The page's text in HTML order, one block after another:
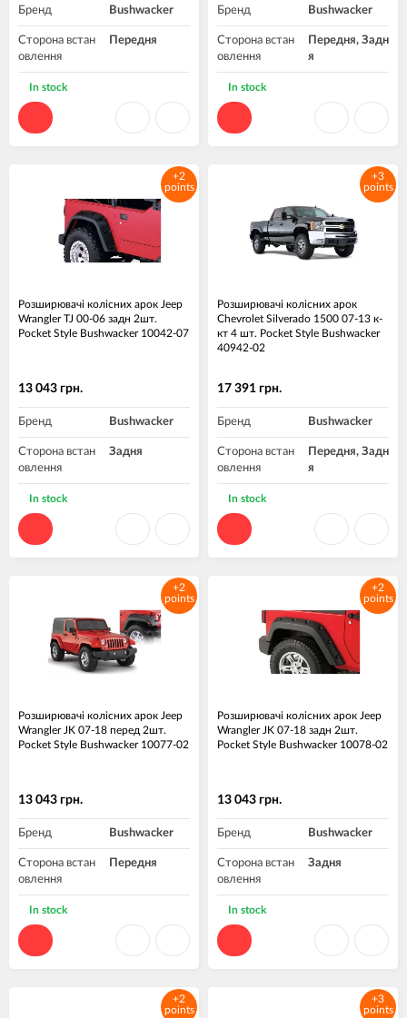
Бренд Bushwacker
Сторона встан
овлення
Передня
Матеріал
In stock
Бренд Bushwacker
Сторона встан
овлення
Передня, Задн
я
Матеріал
In stock
+2
points
Розширювачі колісних арок Jeep
Wrangler TJ 00-06 задн 2шт.
Pocket Style Bushwacker 10042-07
13 043 грн.
Бренд Bushwacker
Сторона встан
овлення
Задня
Матеріал
In stock
+3
points
Розширювачі колісних арок
Chevrolet Silverado 1500 07-13 к-
кт 4 шт. Pocket Style Bushwacker
40942-02
17 391 грн.
Бренд Bushwacker
Сторона встан
овлення
Передня, Задн
я
Матеріал
In stock
+2
points
Розширювачі колісних арок Jeep
Wrangler JK 07-18 перед 2шт.
Pocket Style Bushwacker 10077-02
13 043 грн.
Бренд Bushwacker
Сторона встан
овлення
Передня
Матеріал
In stock
+2
points
Розширювачі колісних арок Jeep
Wrangler JK 07-18 задн 2шт.
Pocket Style Bushwacker 10078-02
13 043 грн.
Бренд Bushwacker
Сторона встан
овлення
Задня
Матеріал
In stock
+2
points
+3
points